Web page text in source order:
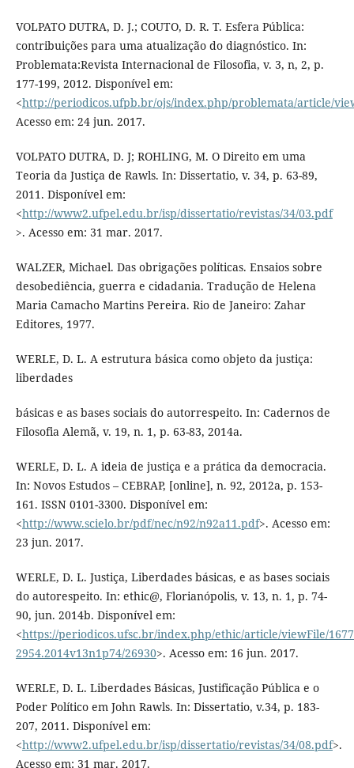
VOLPATO DUTRA, D. J.; COUTO, D. R. T. Esfera Pública:
contribuições para uma atualização do diagnóstico. In:
Problemata:Revista Internacional de Filosofia, v. 3, n, 2, p.
177-199, 2012. Disponível em:
<http://periodicos.ufpb.br/ojs/index.php/problemata/article/
Acesso em: 24 jun. 2017.
VOLPATO DUTRA, D. J; ROHLING, M. O Direito em uma
Teoria da Justiça de Rawls. In: Dissertatio, v. 34, p. 63-89,
2011. Disponível em:
<http://www2.ufpel.edu.br/isp/dissertatio/revistas/34/03.pdf
>. Acesso em: 31 mar. 2017.
WALZER, Michael. Das obrigações políticas. Ensaios sobre
desobediência, guerra e cidadania. Tradução de Helena
Maria Camacho Martins Pereira. Rio de Janeiro: Zahar
Editores, 1977.
WERLE, D. L. A estrutura básica como objeto da justiça:
liberdades
básicas e as bases sociais do autorrespeito. In: Cadernos de
Filosofia Alemã, v. 19, n. 1, p. 63-83, 2014a.
WERLE, D. L. A ideia de justiça e a prática da democracia.
In: Novos Estudos – CEBRAP, [online], n. 92, 2012a, p. 153-
161. ISSN 0101-3300. Disponível em:
<http://www.scielo.br/pdf/nec/n92/n92a11.pdf>. Acesso em:
23 jun. 2017.
WERLE, D. L. Justiça, Liberdades básicas, e as bases sociais
do autorespeito. In: ethic@, Florianópolis, v. 13, n. 1, p. 74-
90, jun. 2014b. Disponível em:
<https://periodicos.ufsc.br/index.php/ethic/article/viewFile/
2954.2014v13n1p74/26930>. Acesso em: 16 jun. 2017.
WERLE, D. L. Liberdades Básicas, Justificação Pública e o
Poder Político em John Rawls. In: Dissertatio, v.34, p. 183-
207, 2011. Disponível em:
<http://www2.ufpel.edu.br/isp/dissertatio/revistas/34/08.pdf>.
Acesso em: 31 mar. 2017.